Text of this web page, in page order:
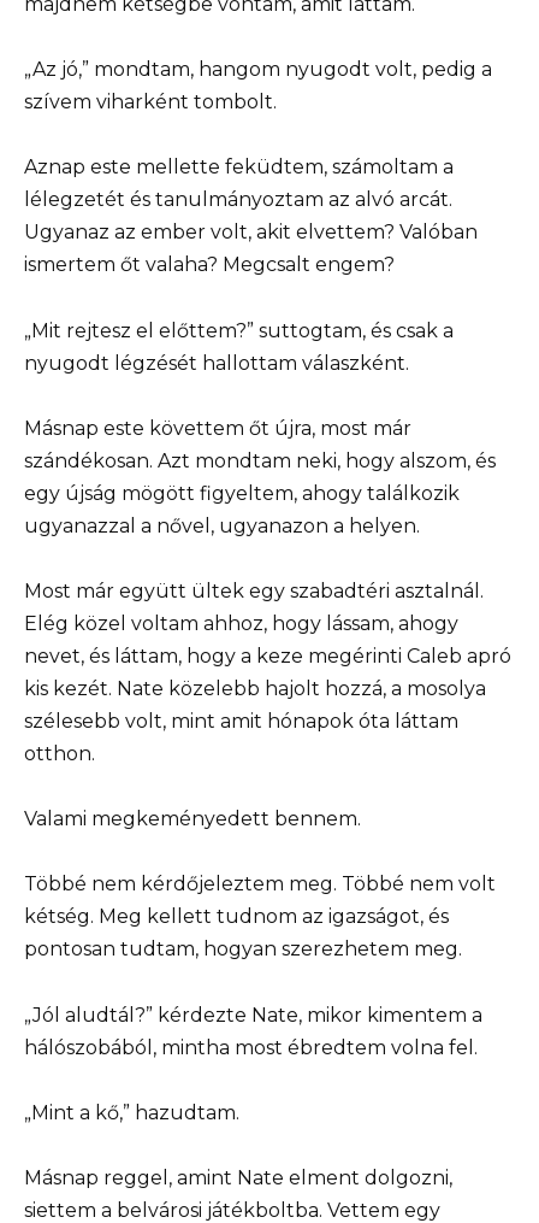
„Az jó,” mondtam, hangom nyugodt volt, pedig a
szívem viharként tombolt.
Aznap este mellette feküdtem, számoltam a
lélegzetét és tanulmányoztam az alvó arcát.
Ugyanaz az ember volt, akit elvettem? Valóban
ismertem őt valaha? Megcsalt engem?
„Mit rejtesz el előttem?” suttogtam, és csak a
nyugodt légzését hallottam válaszként.
Másnap este követtem őt újra, most már
szándékosan. Azt mondtam neki, hogy alszom, és
egy újság mögött figyeltem, ahogy találkozik
ugyanazzal a nővel, ugyanazon a helyen.
Most már együtt ültek egy szabadtéri asztalnál.
Elég közel voltam ahhoz, hogy lássam, ahogy
nevet, és láttam, hogy a keze megérinti Caleb apró
kis kezét. Nate közelebb hajolt hozzá, a mosolya
szélesebb volt, mint amit hónapok óta láttam
otthon.
Valami megkeményedett bennem.
Többé nem kérdőjeleztem meg. Többé nem volt
kétség. Meg kellett tudnom az igazságot, és
pontosan tudtam, hogyan szerezhetem meg.
„Jól aludtál?” kérdezte Nate, mikor kimentem a
hálószobából, mintha most ébredtem volna fel.
„Mint a kő,” hazudtam.
Másnap reggel, amint Nate elment dolgozni,
siettem a belvárosi játékboltba. Vettem egy